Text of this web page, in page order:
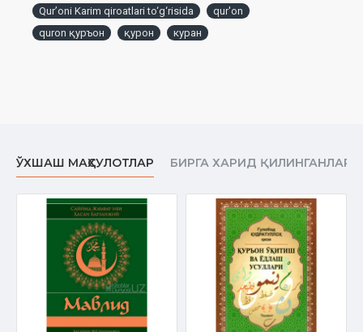
Қироат, ривоят, тариқа ва ҳарф
Қироат турлари
Мутавотир қироатларни бир-бирига аралаштириб ўқиш
мумкинми?
Қироатлар хилма-хиллигининг ҳикматлари
Хотима ўринда
Qurʼoni Karim qiroatlari to‘g‘risida
qur'on
quron қуръон
қурон куран
ЎХШАШ МАҲСУЛОТЛАР БИРГА ХАРИД ҚИЛИНГАНЛАР